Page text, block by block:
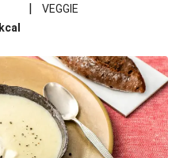
|
VEGGIE
kcal